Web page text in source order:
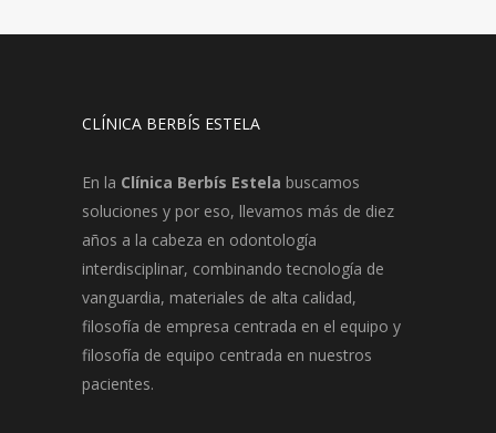
CLÍNICA BERBÍS ESTELA
En la Clínica Berbís Estela buscamos
soluciones y por eso, llevamos más de diez
años a la cabeza en odontología
interdisciplinar, combinando tecnología de
vanguardia, materiales de alta calidad,
filosofía de empresa centrada en el equipo y
filosofía de equipo centrada en nuestros
pacientes.